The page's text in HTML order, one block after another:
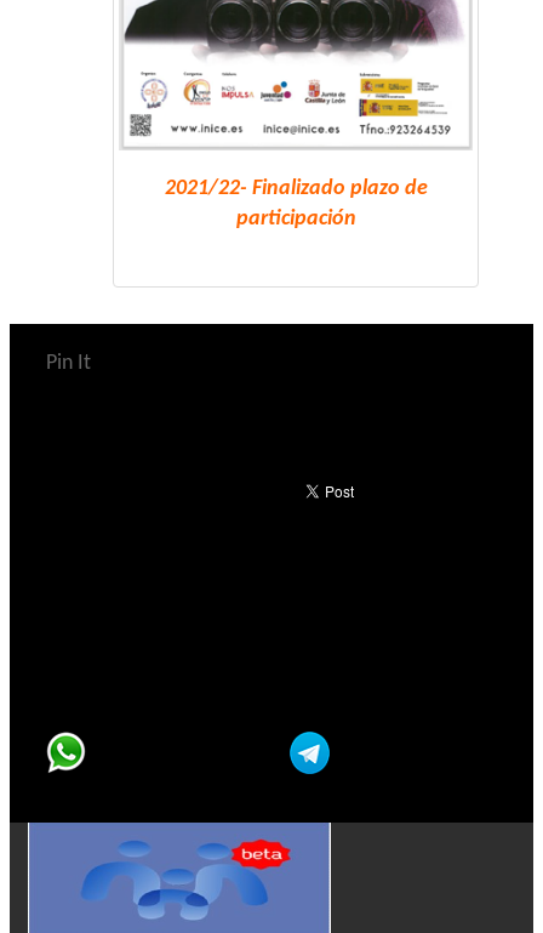
2021/22- Finalizado plazo de
participación
Pin It